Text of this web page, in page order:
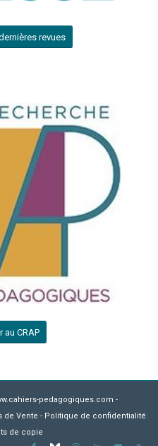
revues
au CRAP
pedagogiques.com -
de Vente - Politique de confidentialité
de copie